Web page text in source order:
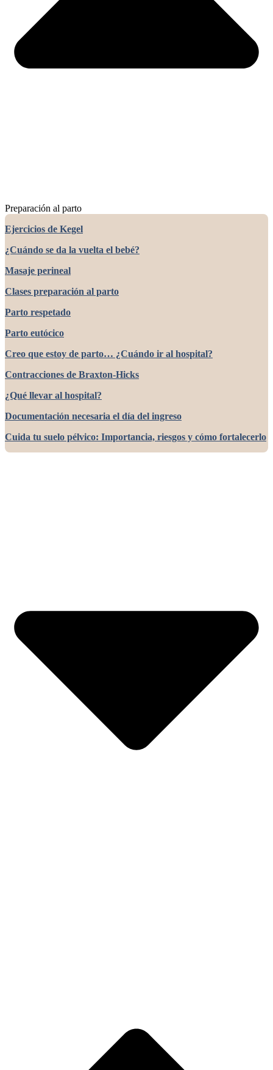
Preparación al parto
Ejercicios de Kegel
¿Cuándo se da la vuelta el bebé?
Masaje perineal
Clases preparación al parto
Parto respetado
Parto eutócico
Creo que estoy de parto… ¿Cuándo ir al hospital?
Contracciones de Braxton-Hicks
¿Qué llevar al hospital?
Documentación necesaria el día del ingreso
Cuida tu suelo pélvico: Importancia, riesgos y cómo fortalecerlo